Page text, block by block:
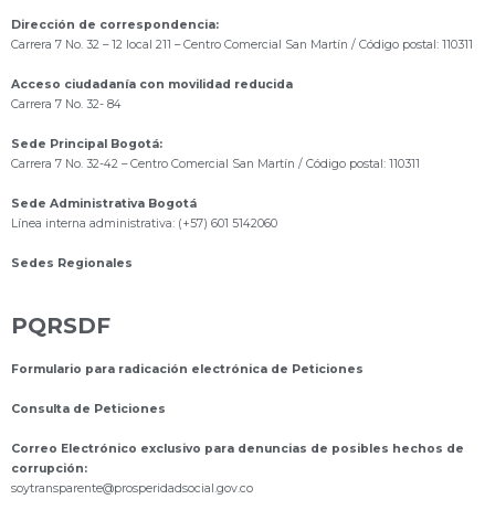
Dirección de correspondencia:
Carrera 7 No. 32 – 12 local 211 – Centro Comercial San Martín / Código postal: 110311
Acceso ciudadanía con movilidad reducida
Carrera 7 No. 32- 84
Sede Principal Bogotá:
Carrera 7 No. 32-42 – Centro Comercial San Martín / Código postal: 110311
Sede Administrativa Bogotá
Línea interna administrativa: (+57) 601 5142060
Sedes Regionales
PQRSDF
Formulario para radicación electrónica de Peticiones
Consulta de Peticiones
Correo Electrónico exclusivo para denuncias de posibles hechos de
corrupción:
soytransparente@prosperidadsocial.gov.co